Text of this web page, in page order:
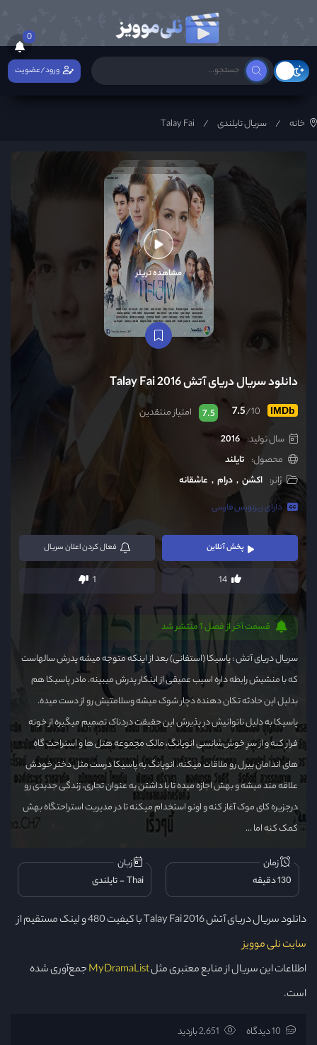
0
ورود/عضویت
خانه سریال تایلندی Talay Fai
مشاهده تریلر
دانلود سریال دریای آتش Talay Fai 2016
IMDb
7.5/10
7.5
امتیاز منتقدین
سال تولید: 2016
محصول: تایلند
ژانر: اکشن درام عاشقانه
دارای زیرنویس فارسی
پخش آنلاین فعالکردن اعلان سریال
14
1
قسمت آخر از فصل 1 منتشر شد
سریال دریای آتش : پاسیکا (استفانی) بعد از اینکه متوجه میشه پدرش سالهاست
که با منشیش رابطه داره اسیب عمیقی از اینکار پدرش میبینه. مادر پاسیکا هم
بدلیل این حادثه تکان دهنده دچار شوک میشه وسلامتیش رو از دست میده.
پاسیکا به دلیل ناتوانیش در پذیرش این حقیقت دردناک تصمیم میگیره از خونه
فرار کنه و از سرِ خوش‌شانسی انوپانگ، مالک مجموعه هتل ها و استراحت گاه
های اندامان بیرل رو ملاقات میکنه. انوپانگ به پاسیکا درست مثل دختر خودش
علاقه مند میشه و بهش اجازه میده تا با داشتن یه عنوان تجاری، زندگی جدیدی رو
درجزیره کای موک آغاز کنه و اونو استخدام میکنه تا در مدیریت استراحتگاه بهش
کمک کنه اما ...
زمان
130 دقیقه
زبان
Thai
تایلندی
دانلود سریال دریای آتش Talay Fai 2016 با کیفیت 480 و لینک مستقیم از
سایت نلی موویز
اطلاعات این سریال از منابع معتبری مثلMyDramaListجمع‌آوری شده
است.